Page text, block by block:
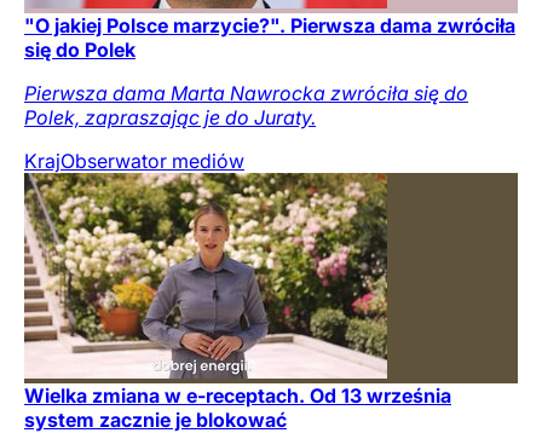
"O jakiej Polsce marzycie?". Pierwsza dama zwróciła
się do Polek
Pierwsza dama Marta Nawrocka zwróciła się do
Polek, zapraszając je do Juraty.
KrajObserwator mediów
Wielka zmiana w e-receptach. Od 13 września
system zacznie je blokować